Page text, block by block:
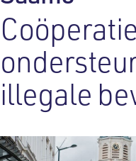
illegale